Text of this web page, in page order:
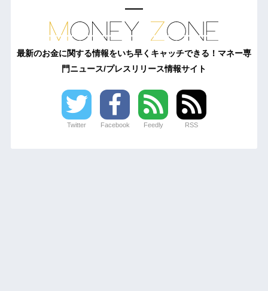
最新のお金に関する情報をいち早くキャッチできる！マネー専
門ニュース/プレスリリース情報サイト
Twitter Facebook Feedly RSS